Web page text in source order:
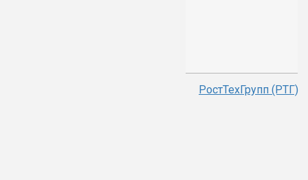
РостТехГрупп (РТГ)